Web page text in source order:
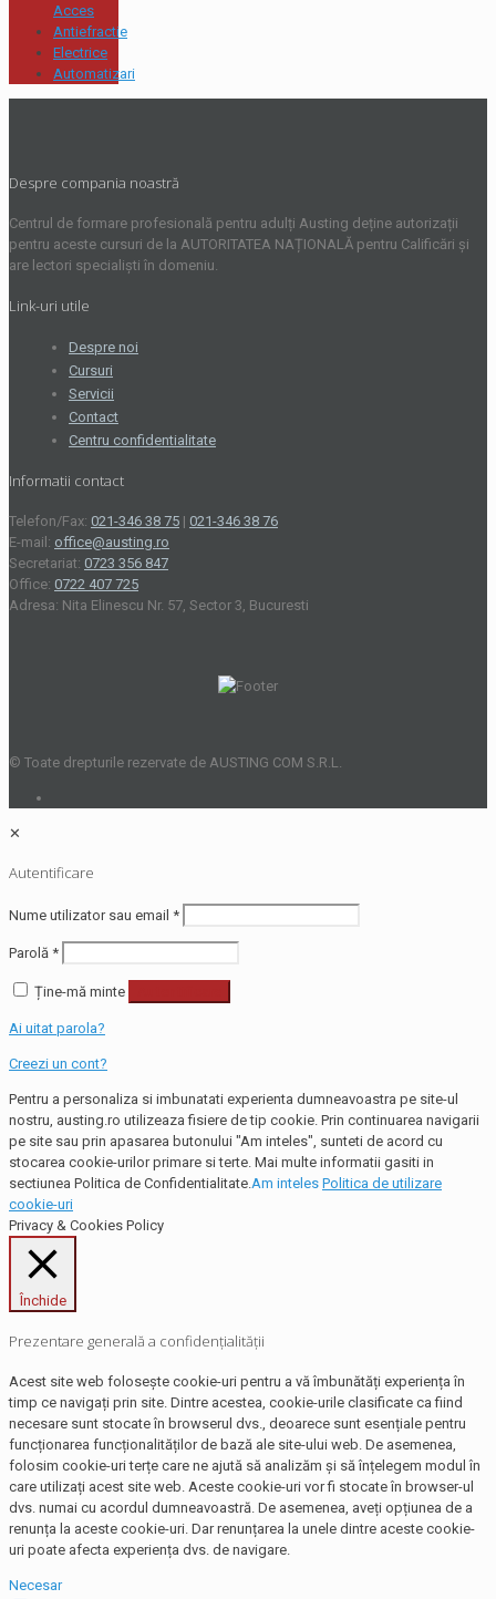
Acces
Antiefractie
Electrice
Automatizari
Despre compania noastră
Centrul de formare profesională pentru adulți Austing deține autorizații
pentru aceste cursuri de la AUTORITATEA NAȚIONALĂ pentru Calificări și
are lectori specialiști în domeniu.
Link-uri utile
Despre noi
Cursuri
Servicii
Contact
Centru confidentialitate
Informatii contact
Telefon/Fax: 021-346 38 75 | 021-346 38 76
E-mail: office@austing.ro
Secretariat: 0723 356 847
Office: 0722 407 725
Adresa: Nita Elinescu Nr. 57, Sector 3, Bucuresti
© Toate drepturile rezervate de AUSTING COM S.R.L.
✕
Autentificare
Nume utilizator sau email *
Parolă *
Ține-mă minte
Ai uitat parola?
Creezi un cont?
Pentru a personaliza si imbunatati experienta dumneavoastra pe site-ul
nostru, austing.ro utilizeaza fisiere de tip cookie. Prin continuarea navigarii
pe site sau prin apasarea butonului "Am inteles", sunteti de acord cu
stocarea cookie-urilor primare si terte. Mai multe informatii gasiti in
sectiunea Politica de Confidentialitate. Am inteles Politica de utilizare
cookie-uri
Privacy & Cookies Policy
Închide
Prezentare generală a confidențialității
Acest site web folosește cookie-uri pentru a vă îmbunătăți experiența în
timp ce navigați prin site. Dintre acestea, cookie-urile clasificate ca fiind
necesare sunt stocate în browserul dvs., deoarece sunt esențiale pentru
funcționarea funcționalităților de bază ale site-ului web. De asemenea,
folosim cookie-uri terțe care ne ajută să analizăm și să înțelegem modul în
care utilizați acest site web. Aceste cookie-uri vor fi stocate în browser-ul
dvs. numai cu acordul dumneavoastră. De asemenea, aveți opțiunea de a
renunța la aceste cookie-uri. Dar renunțarea la unele dintre aceste cookie-
uri poate afecta experiența dvs. de navigare.
Necesar